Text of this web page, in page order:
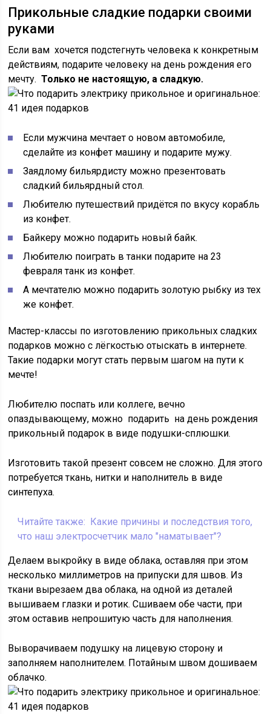
Прикольные сладкие подарки своими
руками
Если вам хочется подстегнуть человека к конкретным
действиям, подарите человеку на день рождения его
мечту.Только не настоящую, а сладкую.
Если мужчина мечтает о новом автомобиле,
сделайте из конфет машину и подарите мужу.
Заядлому бильярдисту можно презентовать
сладкий бильярдный стол.
Любителю путешествий придётся по вкусу корабль
из конфет.
Байкеру можно подарить новый байк.
Любителю поиграть в танки подарите на 23
февраля танк из конфет.
А мечтателю можно подарить золотую рыбку из тех
же конфет.
Мастер-классы по изготовлению прикольных сладких
подарков можно с лёгкостью отыскать в интернете.
Такие подарки могут стать первым шагом на пути к
мечте!
Любителю поспать или коллеге, вечно
опаздывающему, можно подарить на день рождения
прикольный подарок в виде подушки-сплюшки.
Изготовить такой презент совсем не сложно. Для этого
потребуется ткань, нитки и наполнитель в виде
синтепуха.
Читайте также: Какие причины и последствия того,
что наш электросчетчик мало "наматывает"?
Делаем выкройку в виде облака, оставляя при этом
несколько миллиметров на припуски для швов. Из
ткани вырезаем два облака, на одной из деталей
вышиваем глазки и ротик. Сшиваем обе части, при
этом оставив непрошитую часть для наполнения.
Выворачиваем подушку на лицевую сторону и
заполняем наполнителем. Потайным швом дошиваем
облачко.